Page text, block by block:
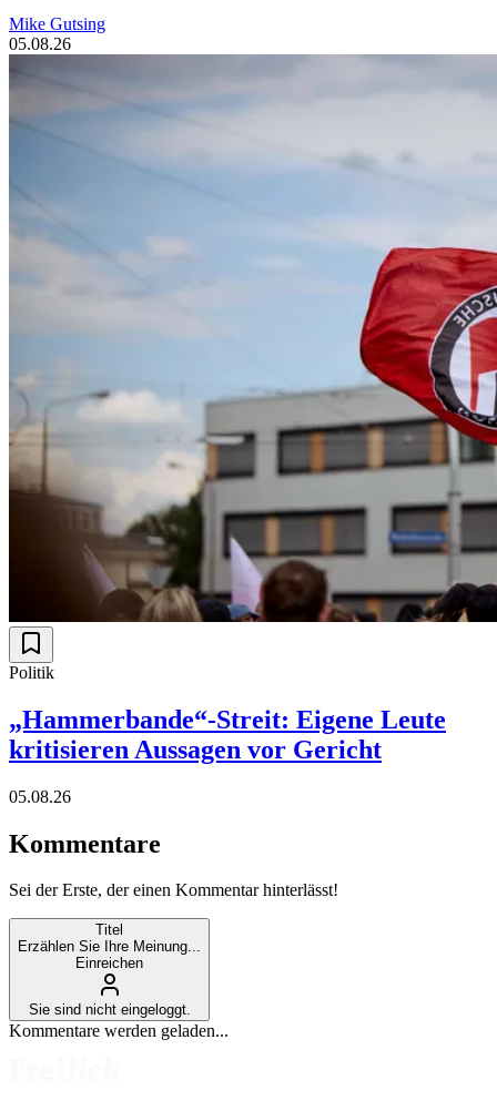
Mike Gutsing
05.08.26
Politik
„Hammerbande“-Streit: Eigene Leute
kritisieren Aussagen vor Gericht
05.08.26
Kommentare
Sei der Erste, der einen Kommentar hinterlässt!
Titel
Erzählen Sie Ihre Meinung...
Einreichen
Sie sind nicht eingeloggt.
Kommentare werden geladen...